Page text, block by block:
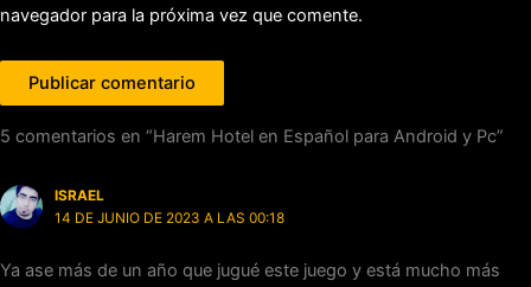
navegador para la próxima vez que comente.
5 comentarios en “Harem Hotel en Español para Android y Pc”
ISRAEL
14 DE JUNIO DE 2023 A LAS 00:18
Ya ase más de un año que jugué este juego y está mucho más